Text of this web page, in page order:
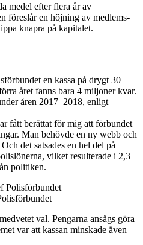
medel efter flera år av
föreslår en höjning av medlems­
knapra på kapitalet.
en kassa på drygt 30
året fanns bara 4 miljo­ner kvar.
åren 2017–2018, enligt
fått berättat för mig att förbundet
Man behövde en ny webb och
det satsades en hel del på
vilket resulterade i 2,3
politiken.
val. Pengarna ansågs göra
var att kassan minskade även